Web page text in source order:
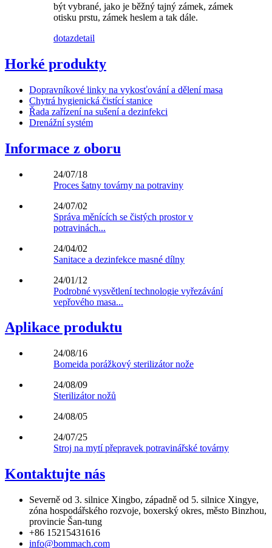
být vybrané, jako je běžný tajný zámek, zámek
otisku prstu, zámek heslem a tak dále.
dotazdetail
Horké produkty
Dopravníkové linky na vykosťování a dělení masa
Chytrá hygienická čistící stanice
Řada zařízení na sušení a dezinfekci
Drenážní systém
Informace z oboru
24/07/18
Proces šatny továrny na potraviny
24/07/02
Správa měnících se čistých prostor v
potravinách...
24/04/02
Sanitace a dezinfekce masné dílny
24/01/12
Podrobné vysvětlení technologie vyřezávání
vepřového masa...
Aplikace produktu
24/08/16
Bomeida porážkový sterilizátor nože
24/08/09
Sterilizátor nožů
24/08/05
24/07/25
Stroj na mytí přepravek potravinářské továrny
Kontaktujte nás
Severně od 3. silnice Xingbo, západně od 5. silnice Xingye,
zóna hospodářského rozvoje, boxerský okres, město Binzhou,
provincie Šan-tung
+86 15215431616
info@bommach.com